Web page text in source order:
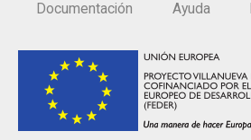
Documentación Ayuda